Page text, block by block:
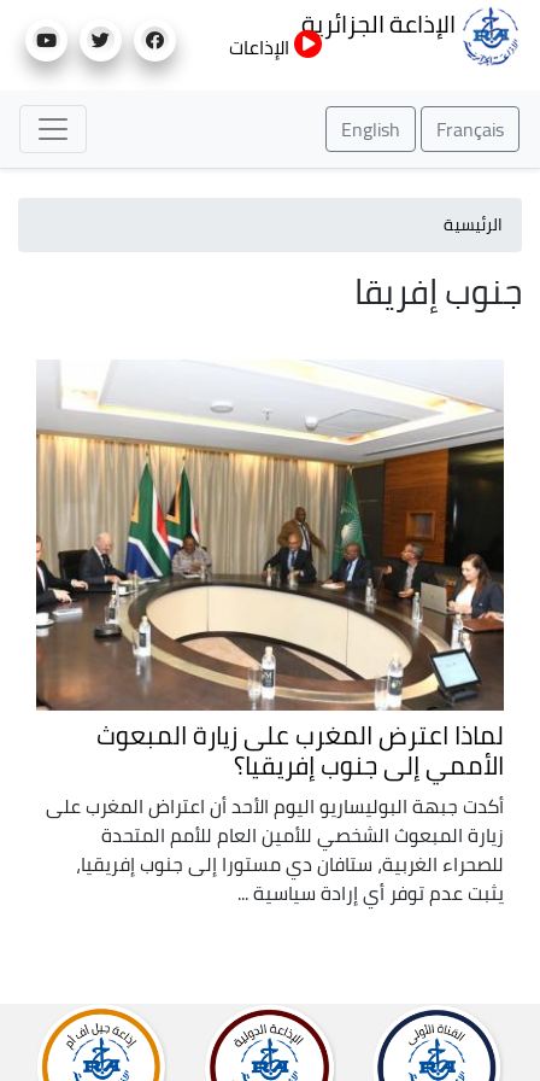
إلى
الإذاعة الجزائرية
الإذاعات
Français
English
الرئيسية
جنوب إفريقا
لماذا اعترض المغرب على زيارة المبعوث
الأممي إلى جنوب إفريقيا؟
أكدت جبهة البوليساريو اليوم الأحد أن اعتراض المغرب على
زيارة المبعوث الشخصي للأمين العام للأمم المتحدة
للصحراء الغربية، ستافان دي مستورا إلى جنوب إفريقيا،
يثبت عدم توفر أي إرادة سياسية ...